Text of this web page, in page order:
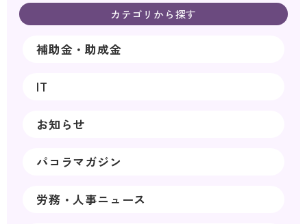
カテゴリから探す
補助金・助成金
IT
お知らせ
パコラマガジン
労務・人事ニュース